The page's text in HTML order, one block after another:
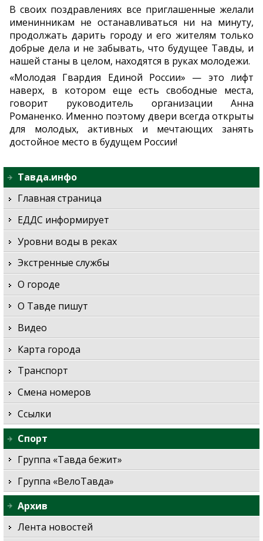
В своих поздравлениях все приглашенные желали
именинникам не останавливаться ни на минуту,
продолжать дарить городу и его жителям только
добрые дела и не забывать, что будущее Тавды, и
нашей станы в целом, находятся в руках молодежи.
«Молодая Гвардия Единой России» — это лифт
наверх, в котором еще есть свободные места,
говорит руководитель организации Анна
Романенко. Именно поэтому двери всегда открыты
для молодых, активных и мечтающих занять
достойное место в будущем России!
Тавда.инфо
Главная страница
ЕДДС информирует
Уровни воды в реках
Экстренные службы
О городе
О Тавде пишут
Видео
Карта города
Транспорт
Смена номеров
Ссылки
Спорт
Группа «Тавда бежит»
Группа «ВелоТавда»
Архив
Лента новостей